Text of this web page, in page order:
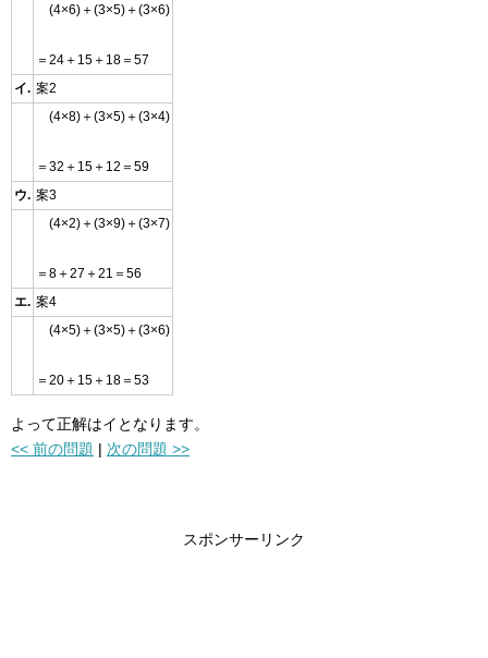
(4×6)＋(3×5)＋(3×6)
＝24＋15＋18＝57
イ. 案2
(4×8)＋(3×5)＋(3×4)
＝32＋15＋12＝59
ウ. 案3
(4×2)＋(3×9)＋(3×7)
＝8＋27＋21＝56
エ. 案4
(4×5)＋(3×5)＋(3×6)
＝20＋15＋18＝53
よって正解はイとなります。
<< 前の問題 | 次の問題 >>
スポンサーリンク